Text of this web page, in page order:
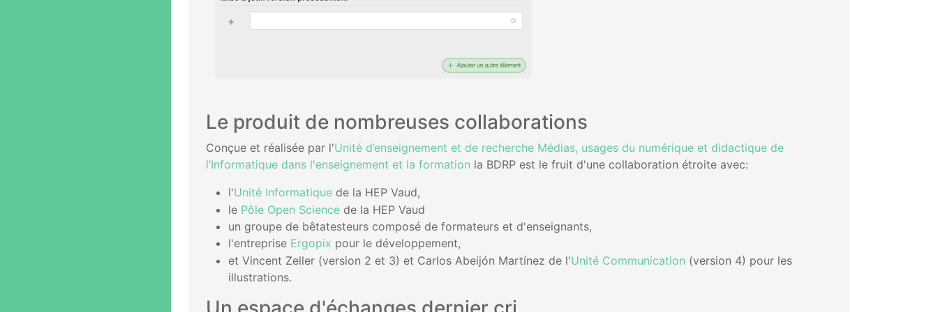
Le produit de nombreuses collaborations
Conçue et réalisée par l'Unité d’enseignement et de recherche Médias, usages du numérique et didactique de
l’Informatique dans l'enseignement et la formation la BDRP est le fruit d'une collaboration étroite avec:
l'Unité Informatique de la HEP Vaud,
le Pôle Open Science de la HEP Vaud
un groupe de bêtatesteurs composé de formateurs et d'enseignants,
l'entreprise Ergopix pour le développement,
et Vincent Zeller (version 2 et 3) et Carlos Abeijón Martínez de l'Unité Communication (version 4) pour les
illustrations.